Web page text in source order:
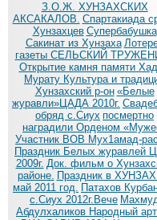
З.О.Ж. ХУНЗАХСКИХ
АКСАКАЛОВ. Спартакиада
Хунзахцев Супербабушка
Сакинат из Хунзаха
газеты СЕЛЬСКИЙ
Открытие камня памяти
Мурату Культура и
Хунзахский р-он «Белые
журавли»ЦАДА 2010г.
обряд c.Сиух посмертно
наградили Орденом
Участник ВОВ Мух1амад-
Праздник Белых журавлей
2009г. Док. фильм о
районе. Праздник в
май 2011 год. Патахов
с.Сиух 2012г.Вече
Абдулхаликов Народный